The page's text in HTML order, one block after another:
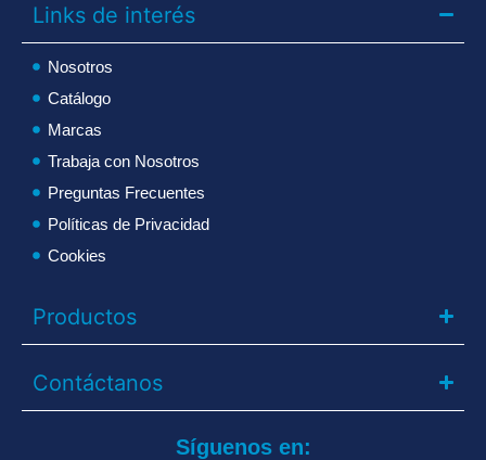
Links de interés
Nosotros
Catálogo
Marcas
Trabaja con Nosotros
Preguntas Frecuentes
Políticas de Privacidad
Cookies
Productos
Contáctanos
Síguenos en: